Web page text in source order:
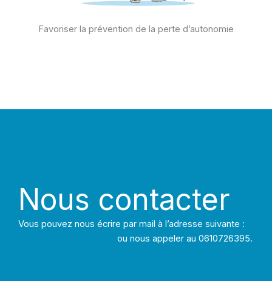
Favoriser la prévention de la perte d’autonomie
Nous contacter
Vous pouvez nous écrire par mail à l’adresse suivante :
ou nous appeler au 0610726395.